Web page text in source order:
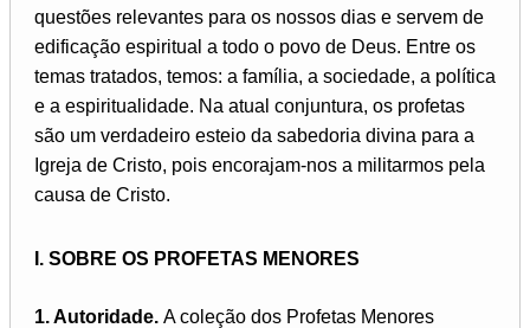
questões relevantes para os nossos dias e servem de
edificação espiritual a todo o povo de Deus. Entre os
temas tratados, temos: a família, a sociedade, a política
e a espiritualidade. Na atual conjuntura, os profetas
são um verdadeiro esteio da sabedoria divina para a
Igreja de Cristo, pois encorajam-nos a militarmos pela
causa de Cristo.
I. SOBRE OS PROFETAS MENORES
1. Autoridade. A coleção dos Profetas Menores